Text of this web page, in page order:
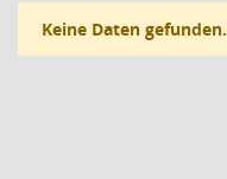
Keine Daten gefunden.